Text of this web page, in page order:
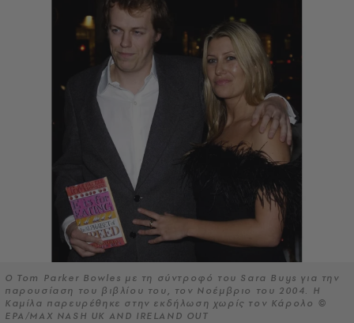
Ο Tom Parker Bowles με τη σύντροφό του Sara Buys για την
παρουσίαση του βιβλίου του, τον Νοέμβριο του 2004. Η
Καμίλα παρευρέθηκε στην εκδήλωση χωρίς τον Κάρολο ©
EPA/MAX NASH UK AND IRELAND OUT